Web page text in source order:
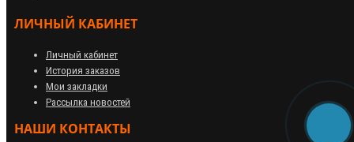
ЛИЧНЫЙ КАБИНЕТ
Личный кабинет
История заказов
Мои закладки
Рассылка новостей
НАШИ КОНТАКТЫ